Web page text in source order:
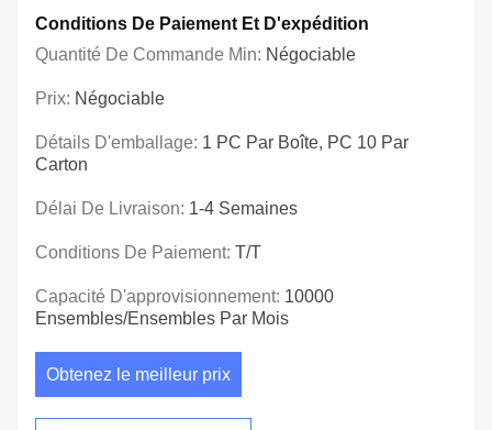
Conditions De Paiement Et D'expédition
Quantité De Commande Min: Négociable
Prix: Négociable
Détails D'emballage: 1 PC Par Boîte, PC 10 Par
Carton
Délai De Livraison: 1-4 Semaines
Conditions De Paiement: T/T
Capacité D'approvisionnement: 10000
Ensembles/ensembles Par Mois
Obtenez le meilleur prix